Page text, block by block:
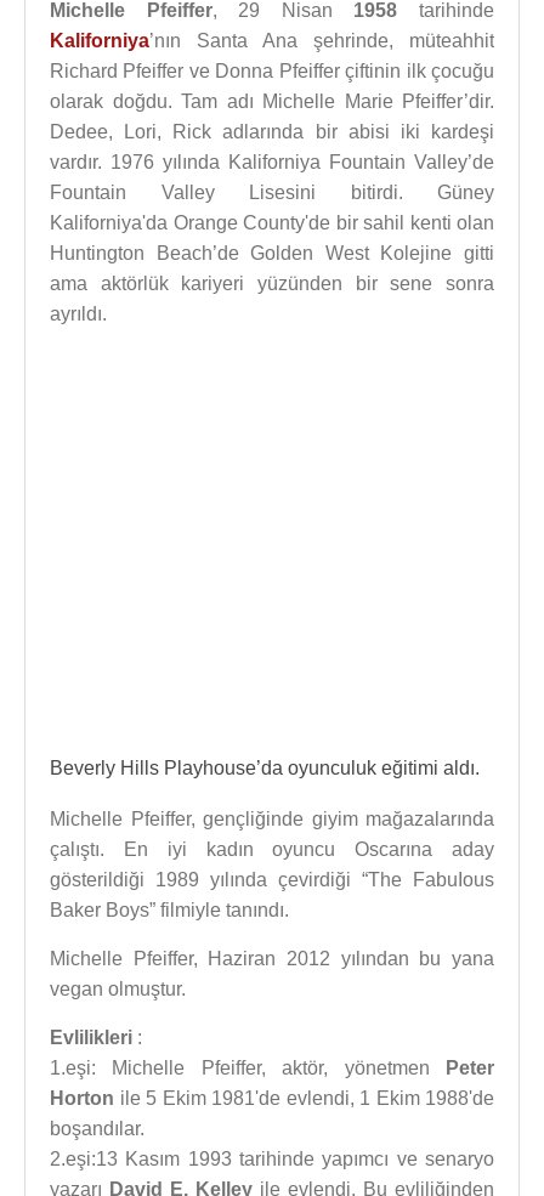
Michelle Pfeiffer, 29 Nisan 1958 tarihinde
Kaliforniya’nın Santa Ana şehrinde, müteahhit
Richard Pfeiffer ve Donna Pfeiffer çiftinin ilk çocuğu
olarak doğdu. Tam adı Michelle Marie Pfeiffer’dir.
Dedee, Lori, Rick adlarında bir abisi iki kardeşi
vardır. 1976 yılında Kaliforniya Fountain Valley’de
Fountain Valley Lisesini bitirdi. Güney
Kaliforniya'da Orange County'de bir sahil kenti olan
Huntington Beach’de Golden West Kolejine gitti
ama aktörlük kariyeri yüzünden bir sene sonra
ayrıldı.
Beverly Hills Playhouse’da oyunculuk eğitimi aldı.
Michelle Pfeiffer, gençliğinde giyim mağazalarında
çalıştı. En iyi kadın oyuncu Oscarına aday
gösterildiği 1989 yılında çevirdiği “The FabuIous
Baker Boys” filmiyle tanındı.
Michelle Pfeiffer, Haziran 2012 yılından bu yana
vegan olmuştur.
Evlilikleri :
1.eşi: Michelle Pfeiffer, aktör, yönetmen
Peter
Horton ile 5 Ekim 1981'de evlendi, 1 Ekim 1988'de
boşandılar.
2.eşi:13 Kasım 1993 tarihinde yapımcı ve senaryo
yazarı David E. Kelley ile evlendi. Bu evliliğinden